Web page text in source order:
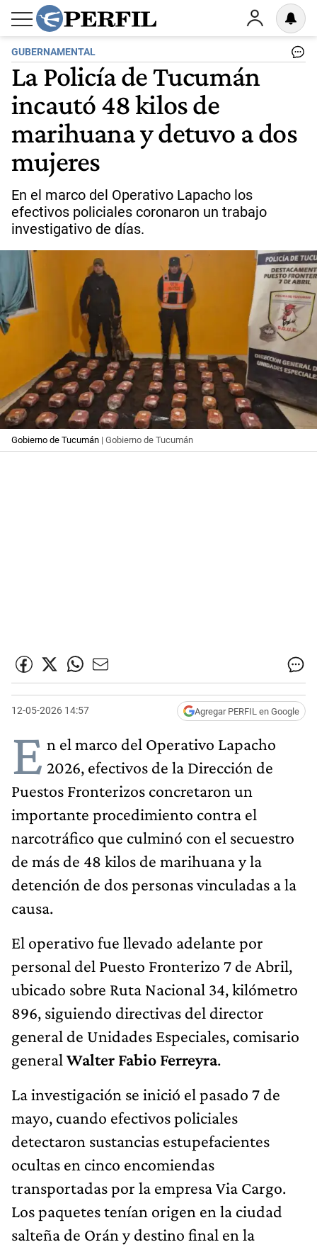
GUBERNAMENTAL
La Policía de Tucumán
incautó 48 kilos de
marihuana y detuvo a dos
mujeres
En el marco del Operativo Lapacho los
efectivos policiales coronaron un trabajo
investigativo de días.
Gobierno de Tucumán | Gobierno de Tucumán
12-05-2026 14:57 Agregar PERFIL en Google
E n el marco del Operativo Lapacho
2026, efectivos de la Dirección de
Puestos Fronterizos concretaron un
importante procedimiento contra el
narcotráfico que culminó con el secuestro
de más de 48 kilos de marihuana y la
detención de dos personas vinculadas a la
causa.
El operativo fue llevado adelante por
personal del Puesto Fronterizo 7 de Abril,
ubicado sobre Ruta Nacional 34, kilómetro
896, siguiendo directivas del director
general de Unidades Especiales, comisario
general Walter Fabio Ferreyra.
La investigación se inició el pasado 7 de
mayo, cuando efectivos policiales
detectaron sustancias estupefacientes
ocultas en cinco encomiendas
transportadas por la empresa Via Cargo.
Los paquetes tenían origen en la ciudad
salteña de Orán y destino final en la